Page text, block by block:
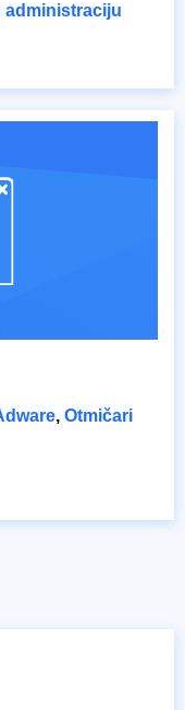
administraciju
, Otmičari